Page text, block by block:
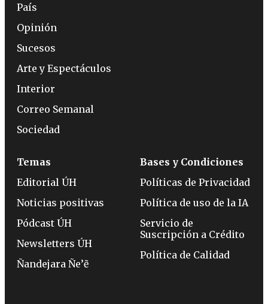
País
Opinión
Sucesos
Arte y Espectáculos
Interior
Correo Semanal
Sociedad
Temas
Editorial ÚH
Noticias positivas
Pódcast ÚH
Newsletters ÚH
Ñandejara Ñe’ẽ
Bases y Condiciones
Políticas de Privacidad
Política de uso de la IA
Servicio de
Suscripción a Crédito
Política de Calidad